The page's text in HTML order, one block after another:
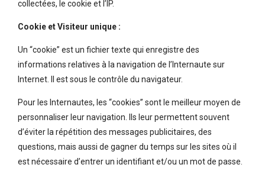
collectées, le cookie et l’IP.
Cookie et Visiteur unique :
Un “cookie” est un fichier texte qui enregistre des
informations relatives à la navigation de l’Internaute sur
Internet. Il est sous le contrôle du navigateur.
Pour les Internautes, les “cookies” sont le meilleur moyen de
personnaliser leur navigation. Ils leur permettent souvent
d’éviter la répétition des messages publicitaires, des
questions, mais aussi de gagner du temps sur les sites où il
est nécessaire d’entrer un identifiant et/ou un mot de passe.